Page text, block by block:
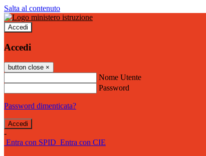
Salta al contenuto
Accedi
Accedi
button close ×
Nome Utente
Password
Password dimenticata?
-
Entra con SPID Entra con CIE